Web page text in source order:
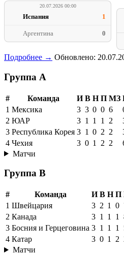
20.07.2026 00:00
Испания 1
Аргентина 0
Подробнее → Обновлено:
Группа A
# Команда И В Н П МЗ
1 Мексика 3 3 0 0 6
2 ЮАР 3 1 1 1 2
3 Республика Корея 3 1 0 2 2
4 Чехия 3 0 1 2 2
Матчи
Группа B
# Команда И В Н П
1 Швейцария 3 2 1 0
2 Канада 3 1 1 1
3 Босния и Герцеговина 3 1 1 1
4 Катар 3 0 1 2
Матчи